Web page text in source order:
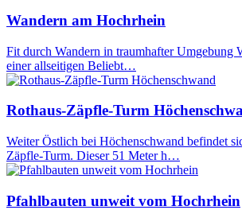
Wandern am Hochrhein
Fit durch Wandern in traumhafter Umgebung
einer allseitigen Beliebt…
Rothaus-Zäpfle-Turm
Weiter Östlich bei Höchenschwand befindet
Zäpfle-Turm. Dieser 51 Meter h…
Pfahlbauten unweit vom Hochrhein